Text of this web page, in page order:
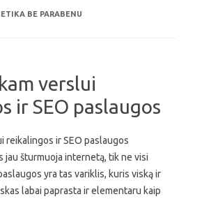
BE PARABENU
verslui
ir SEO paslaugos
reikalingos ir SEO paslaugos
jau šturmuoja internetą, tik ne visi
yra tas variklis, kuris viską ir
labai paprasta ir elementaru kaip